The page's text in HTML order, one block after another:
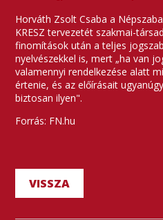
Horváth Zsolt Csaba a
KRESZ tervezetét szakmai-
finomítások után a teljes
nyelvészekkel is, mert „ha van
valamennyi rendelkezése alatt
értenie, és az előírásait
biztosan ilyen".
Forrás: FN.hu
VISSZA